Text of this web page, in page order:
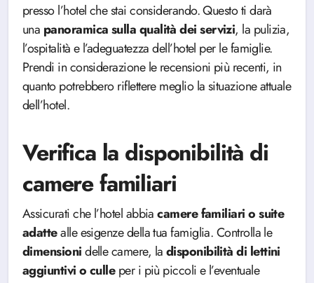
presso l’hotel che stai considerando. Questo ti darà
una panoramica sulla qualità dei servizi, la pulizia,
l’ospitalità e l’adeguatezza dell’hotel per le famiglie.
Prendi in considerazione le recensioni più recenti, in
quanto potrebbero riflettere meglio la situazione attuale
dell’hotel.
Verifica la disponibilità di
camere familiari
Assicurati che l’hotel abbiacamere familiari o suite
adattealle esigenze della tua famiglia. Controlla le
dimensionidelle camere, ladisponibilità di lettini
aggiuntivi o culleper i più piccoli e l’eventuale